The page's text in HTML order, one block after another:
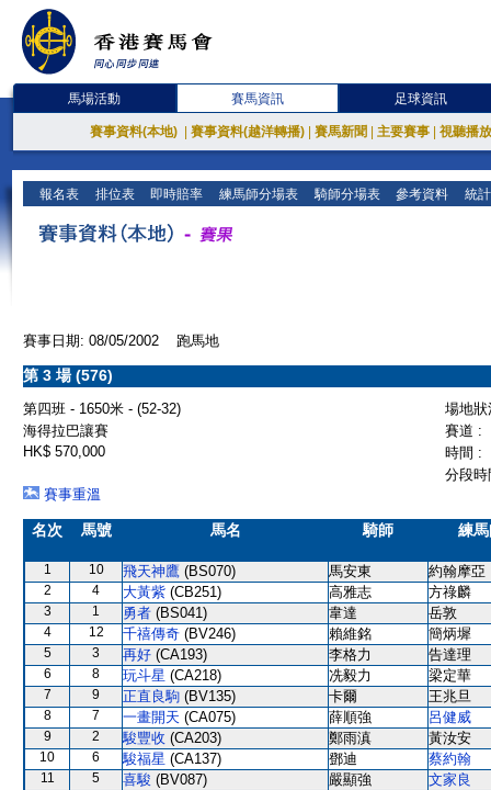
馬場活動 賽馬資訊 足球資訊
賽事資料(本地) 賽事資料(越洋轉播) 賽馬新聞 主要賽事 視聽播
報名表 排位表 即時賠率 練馬師分場表 騎師分場表 參考資料 統
賽事日期: 08/05/2002 跑馬地
第 3 場 (576)
第四班 - 1650米 - (52-32)
場地
海得拉巴讓賽
賽道 :
HK$ 570,000
時間 :
分段
賽事重溫
名次 馬號 馬名 騎師 練
1 10 飛天神鷹 (BS070) 馬安東 約翰摩亞
2 4 大黃紫 (CB251) 高雅志 方祿麟
3 1 勇者 (BS041) 韋達 岳敦
4 12 千禧傳奇 (BV246) 賴維銘 簡炳墀
5 3 再好 (CA193) 李格力 告達理
6 8 玩斗星 (CA218) 冼毅力 梁定華
7 9 正直良駒 (BV135) 卡爾 王兆旦
8 7 一畫開天 (CA075) 薛順強 呂健威
9 2 駿豐收 (CA203) 鄭雨滇 黃汝安
10 6 駿福星 (CA137) 鄧迪 蔡約翰
11 5 喜駿 (BV087) 嚴顯強 文家良